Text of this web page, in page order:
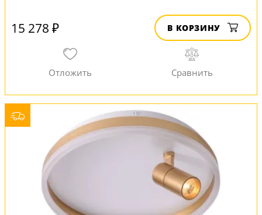
15 278 ₽ В КОРЗИНУ